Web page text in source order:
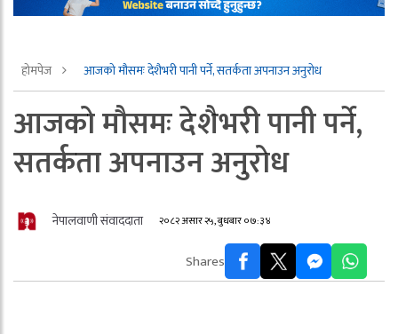
होमपेज आजको मौसमः देशैभरी पानी पर्ने, सतर्कता अपनाउन अनुराेध
आजको मौसमः देशैभरी पानी पर्ने,
सतर्कता अपनाउन अनुराेध
नेपालवाणी संवाददाता २०८२ असार २५, बुधबार ०७:३४
Shares